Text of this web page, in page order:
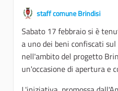
staff comune Brindisi
Sabato 17 febbraio si è
a uno dei beni confiscati
nell'ambito del progetto
un'occasione di apertura e